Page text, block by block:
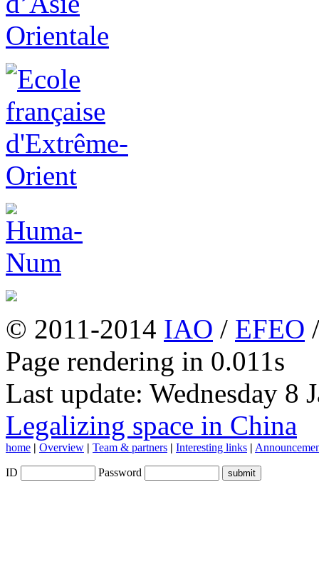
© 2011-2014 IAO / EFEO
Page rendering in 0.011s
Last update: Wednesday 8
Legalizing space in China
home | Overview | Team & partners | Interesting links |
ID Password